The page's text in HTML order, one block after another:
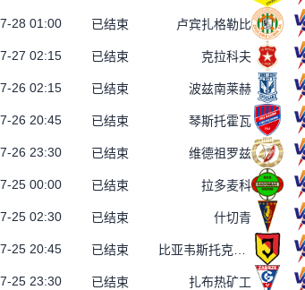
28 01:00 已结束 卢宾扎格勒比
27 02:15 已结束 克拉科夫
26 02:15 已结束 波兹南莱赫
26 20:45 已结束 琴斯托霍瓦
26 23:30 已结束 维德祖罗兹
25 00:00 已结束 拉多麦科
25 02:30 已结束 什切青
25 20:45 已结束
25 23:30 已结束 扎布热矿工